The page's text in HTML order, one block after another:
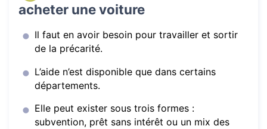
acheter une voiture
Il faut en avoir besoin pour travailler et sortir
de la précarité.
L’aide n’est disponible que dans certains
départements.
Elle peut exister sous trois formes :
subvention, prêt sans intérêt ou un mix des